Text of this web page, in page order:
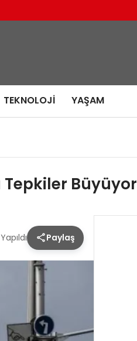
TEKNOLOJI YAŞAM
Tepkiler Büyüyor
Paylaş